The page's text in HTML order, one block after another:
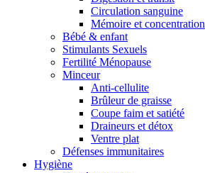
Circulation sanguine
Mémoire et concentration
Bébé & enfant
Stimulants Sexuels
Fertilité Ménopause
Minceur
Anti-cellulite
Brûleur de graisse
Coupe faim et satiété
Draineurs et détox
Ventre plat
Défenses immunitaires
Hygiène